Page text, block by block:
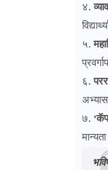
४.
५.
६.
७.